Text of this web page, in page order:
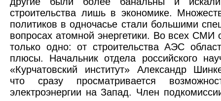
строительства лишь в экономике.
политиков в одночасье стали большими
вопросах атомной энергетики. Во всех СМИ
только одно: от строительства АЭС
плюсы. Начальник отдела российского
«Курчатовский институт» Александр
что сразу просматривается
электроэнергии на Запад. Член